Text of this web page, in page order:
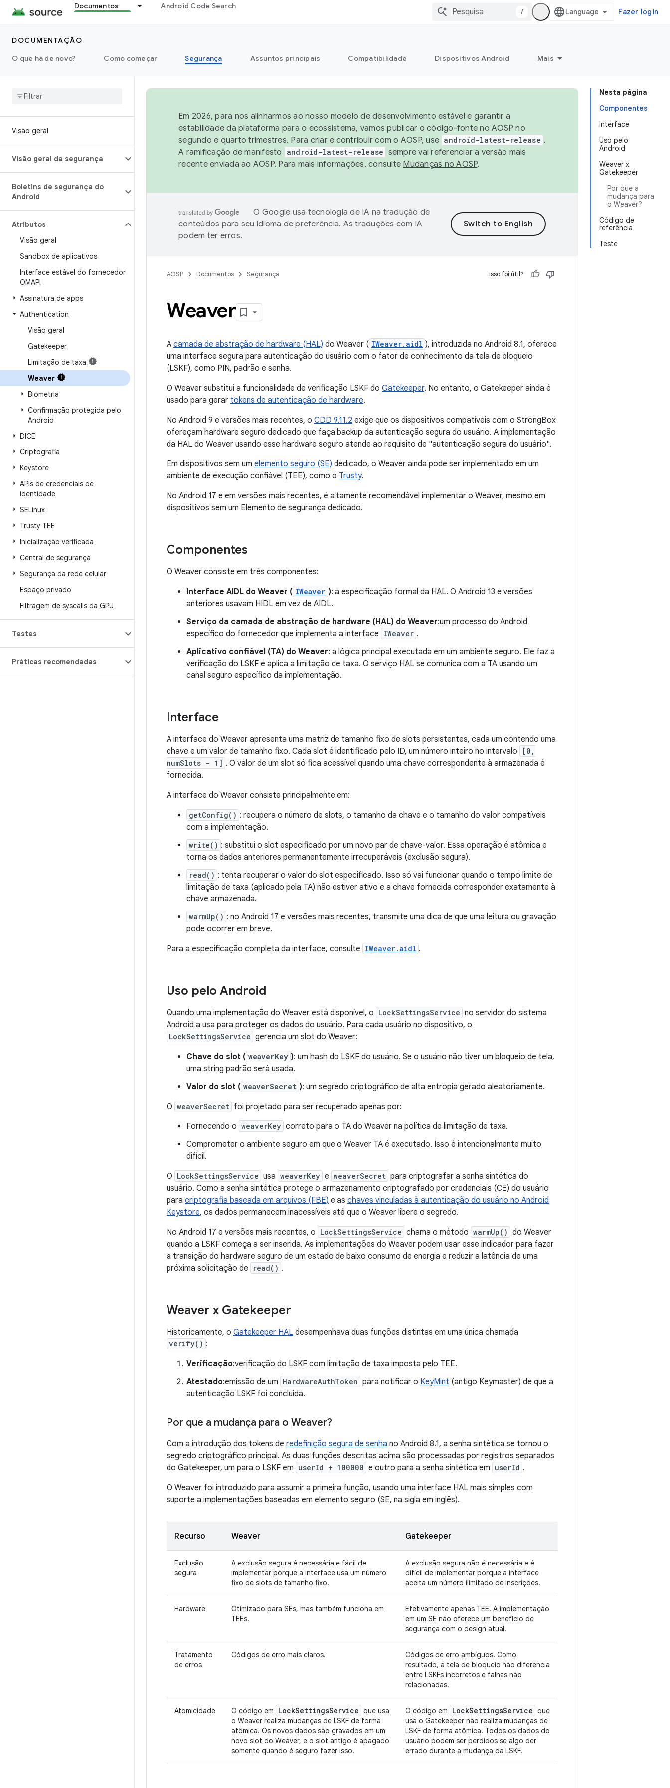
Documentos Android Code Search
/ Fazer login
DOCUMENTAÇÃO
O que há de novo?
Como começar Segurança Assuntos principais Compatibilidade Dispositivos Android Mais
Visão geral
Visão geral da segurança
Boletins de segurança do
Android
Atributos
Visão geral
Sandbox de aplicativos
Interface estável do fornecedor
OMAPI
Assinatura de apps
Authentication
Visão geral
Gatekeeper
Limitação de taxa
Weaver
Biometria
Confirmação protegida pelo
Android
DICE
Criptografia
Keystore
APIs de credenciais de
identidade
SELinux
Trusty TEE
Inicialização verificada
Central de segurança
Segurança da rede celular
Espaço privado
Filtragem de syscalls da GPU
Testes
Práticas recomendadas
Nesta página
Componentes
Interface
Uso pelo
Android
Weaver x
Gatekeeper
Por que a
mudança para
o Weaver?
Código de
referência
Teste
Em 2026, para nos alinharmos ao nosso modelo de desenvolvimento estável e garantir a
estabilidade da plataforma para o ecossistema, vamos publicar o código-fonte no AOSP no
segundo e quarto trimestres. Para criar e contribuir com o AOSP, use android-latest-release .
A ramificação de manifesto
android-latest-release sempre vai referenciar a versão mais
recente enviada ao AOSP. Para mais informações, consulte Mudanças no AOSP.
O Google usa tecnologia de IA na tradução de
conteúdos para seu idioma de preferência. As traduções com IA
podem ter erros.
AOSP Documentos Segurança Isso foi útil?
Weaver
A camada de abstração de hardware (HAL) do Weaver ( IWeaver.aidl ), introduzida no Android 8.1, oferece
uma interface segura para autenticação do usuário com o fator de conhecimento da tela de bloqueio
(LSKF), como PIN, padrão e senha.
O Weaver substitui a funcionalidade de verificação LSKF do Gatekeeper. No entanto, o Gatekeeper ainda é
usado para gerar tokens de autenticação de hardware.
No Android 9 e versões mais recentes, o CDD 9.11.2 exige que os dispositivos compatíveis com o StrongBox
ofereçam hardware seguro dedicado que faça backup da autenticação segura do usuário. A implementação
da HAL do Weaver usando esse hardware seguro atende ao requisito de "autenticação segura do usuário".
Em dispositivos sem um elemento seguro (SE) dedicado, o Weaver ainda pode ser implementado em um
ambiente de execução confiável (TEE), como o Trusty.
No Android 17 e em versões mais recentes, é altamente recomendável implementar o Weaver, mesmo em
dispositivos sem um Elemento de segurança dedicado.
Componentes
O Weaver consiste em três componentes:
Interface AIDL do Weaver ( IWeaver ): a especificação formal da HAL. O Android 13 e versões
anteriores usavam HIDL em vez de AIDL.
Serviço da camada de abstração de hardware (HAL) do Weaver:um processo do Android
específico do fornecedor que implementa a interface IWeaver .
Aplicativo confiável (TA) do Weaver: a lógica principal executada em um ambiente seguro. Ele faz a
verificação do LSKF e aplica a limitação de taxa. O serviço HAL se comunica com a TA usando um
canal seguro específico da implementação.
Interface
A interface do Weaver apresenta uma matriz de tamanho fixo de slots persistentes, cada um contendo uma
chave e um valor de tamanho fixo. Cada slot é identificado pelo ID, um número inteiro no intervalo
[0,
numSlots - 1] . O valor de um slot só fica acessível quando uma chave correspondente à armazenada é
fornecida.
A interface do Weaver consiste principalmente em:
getConfig() : recupera o número de slots, o tamanho da chave e o tamanho do valor compatíveis
com a implementação.
write() : substitui o slot especificado por um novo par de chave-valor. Essa operação é atômica e
torna os dados anteriores permanentemente irrecuperáveis (exclusão segura).
read() : tenta recuperar o valor do slot especificado. Isso só vai funcionar quando o tempo limite de
limitação de taxa (aplicado pela TA) não estiver ativo e a chave fornecida corresponder exatamente à
chave armazenada.
warmUp() : no Android 17 e versões mais recentes, transmite uma dica de que uma leitura ou gravação
pode ocorrer em breve.
Para a especificação completa da interface, consulte IWeaver.aidl .
Uso pelo Android
Quando uma implementação do Weaver está disponível, o LockSettingsService no servidor do sistema
Android a usa para proteger os dados do usuário. Para cada usuário no dispositivo, o
LockSettingsService gerencia um slot do Weaver:
Chave do slot ( weaverKey ): um hash do LSKF do usuário. Se o usuário não tiver um bloqueio de tela,
uma string padrão será usada.
Valor do slot ( weaverSecret ): um segredo criptográfico de alta entropia gerado aleatoriamente.
O weaverSecret foi projetado para ser recuperado apenas por:
Fornecendo o weaverKey correto para o TA do Weaver na política de limitação de taxa.
Comprometer o ambiente seguro em que o Weaver TA é executado. Isso é intencionalmente muito
difícil.
O LockSettingsService usa weaverKey e weaverSecret para criptografar a senha sintética do
usuário. Como a senha sintética protege o armazenamento criptografado por credenciais (CE) do usuário
para criptografia baseada em arquivos (FBE) e as chaves vinculadas à autenticação do usuário no Android
Keystore, os dados permanecem inacessíveis até que o Weaver libere o segredo.
No Android 17 e versões mais recentes, o LockSettingsService chama o método warmUp() do Weaver
quando a LSKF começa a ser inserida. As implementações do Weaver podem usar esse indicador para fazer
a transição do hardware seguro de um estado de baixo consumo de energia e reduzir a latência de uma
próxima solicitação de
read() .
Weaver x Gatekeeper
Historicamente, o Gatekeeper HAL desempenhava duas funções distintas em uma única chamada
verify() :
Verificação:verificação do LSKF com limitação de taxa imposta pelo TEE.
Atestado:emissão de um HardwareAuthToken para notificar o KeyMint (antigo Keymaster) de que a
autenticação LSKF foi concluída.
Por que a mudança para o Weaver?
Com a introdução dos tokens de redefinição segura de senha no Android 8.1, a senha sintética se tornou o
segredo criptográfico principal. As duas funções descritas acima são processadas por registros separados
do Gatekeeper, um para o LSKF em userId + 100000 e outro para a senha sintética em userId .
O Weaver foi introduzido para assumir a primeira função, usando uma interface HAL mais simples com
suporte a implementações baseadas em elemento seguro (SE, na sigla em inglês).
Recurso Weaver Gatekeeper
Exclusão
segura
A exclusão segura é necessária e fácil de
implementar porque a interface usa um número
fixo de slots de tamanho fixo.
A exclusão segura não é necessária e é
difícil de implementar porque a interface
aceita um número ilimitado de inscrições.
Hardware
Otimizado para SEs, mas também funciona em
TEEs.
Efetivamente apenas TEE. A implementação
em um SE não oferece um benefício de
segurança com o design atual.
Tratamento
de erros
Códigos de erro mais claros.
Códigos de erro ambíguos. Como
resultado, a tela de bloqueio não diferencia
entre LSKFs incorretos e falhas não
relacionadas.
Atomicidade O código em LockSettingsService que usa
o Weaver realiza mudanças de LSKF de forma
atômica. Os novos dados são gravados em um
novo slot do Weaver, e o slot antigo é apagado
somente quando é seguro fazer isso.
O código em LockSettingsService que
usa o Gatekeeper não realiza mudanças de
LSKF de forma atômica. Todos os dados do
usuário podem ser perdidos se algo der
errado durante a mudança da LSKF.